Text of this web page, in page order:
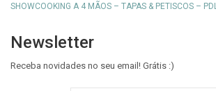
SHOWCOOKING A 4 MÃOS – TAPAS & PETISCOS – PDL
Newsletter
Receba novidades no seu email! Grátis :)